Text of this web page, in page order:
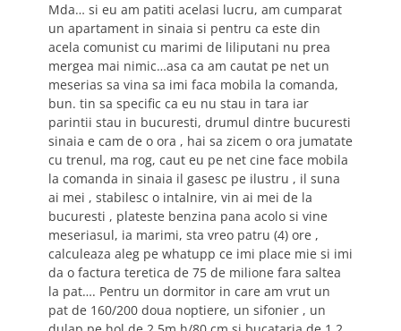
Mda… si eu am patiti acelasi lucru, am cumparat
un apartament in sinaia si pentru ca este din
acela comunist cu marimi de liliputani nu prea
mergea mai nimic…asa ca am cautat pe net un
meserias sa vina sa imi faca mobila la comanda,
bun. tin sa specific ca eu nu stau in tara iar
parintii stau in bucuresti, drumul dintre bucuresti
sinaia e cam de o ora , hai sa zicem o ora jumatate
cu trenul, ma rog, caut eu pe net cine face mobila
la comanda in sinaia il gasesc pe ilustru , il suna
ai mei , stabilesc o intalnire, vin ai mei de la
bucuresti , plateste benzina pana acolo si vine
meseriasul, ia marimi, sta vreo patru (4) ore ,
calculeaza aleg pe whatupp ce imi place mie si imi
da o factura teretica de 75 de milione fara saltea
la pat…. Pentru un dormitor in care am vrut un
pat de 160/200 doua noptiere, un sifonier , un